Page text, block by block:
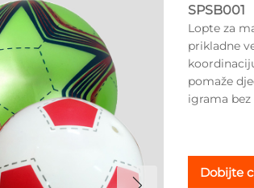
SPSB001
Lopte za
prikladne
pomaže
igrama
Dobijte